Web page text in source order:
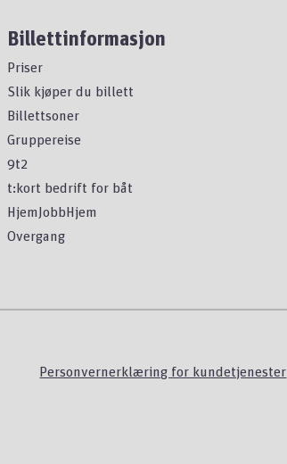
Billettinformasjon
Priser
Slik kjøper du billett
Billettsoner
Gruppereise
9t2
t:kort bedrift for båt
HjemJobbHjem
Overgang
Personvernerklæring for kundetjenester